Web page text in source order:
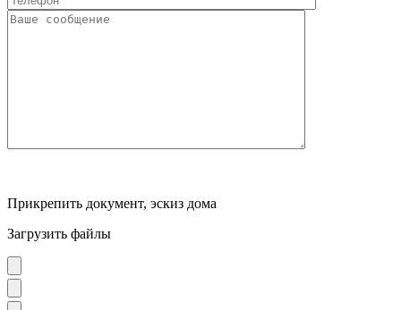
Прикрепить документ, эскиз дома
Загрузить файлы